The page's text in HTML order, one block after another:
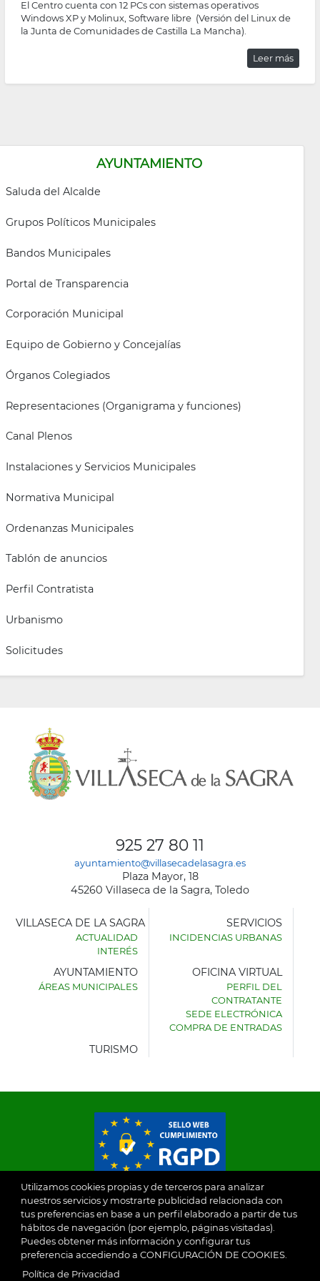
AYUNTAMIENTO
Saluda del Alcalde
Grupos Políticos Municipales
Bandos Municipales
Portal de Transparencia
Corporación Municipal
Equipo de Gobierno y Concejalías
Órganos Colegiados
Representaciones (Organigrama y funciones)
Canal Plenos
Instalaciones y Servicios Municipales
Normativa Municipal
Ordenanzas Municipales
Tablón de anuncios
Perfil Contratista
Urbanismo
Solicitudes
El Centro cuenta con 12 PCs con sistemas operativos
Windows XP y Molinux, Software libre (Versión del Linux de
la Junta de Comunidades de Castilla La Mancha).
Leer más
Utilizamos cookies propias y de terceros para analizar
nuestros servicios y mostrarte publicidad relacionada con
tus preferencias en base a un perfil elaborado a partir de tus
hábitos de navegación (por ejemplo, páginas visitadas).
Puedes obtener más información y configurar tus
preferencia accediendo a CONFIGURACIÓN DE COOKIES.
Política de Privacidad
925 27 80 11
ayuntamiento@villasecadelasagra.es
Plaza Mayor, 18
45260 Villaseca de la Sagra, Toledo
AYUNTAMIENTO
VILLASECA DE LA SAGRA
ACTUALIDAD
INTERÉS
SERVICIOS
INCIDENCIAS URBANAS
AYUNTAMIENTO
ÁREAS MUNICIPALES
OFICINA VIRTUAL
PERFIL DEL
CONTRATANTE
SEDE ELECTRÓNICA
COMPRA DE ENTRADAS
TURISMO
SubFooter
© 2026
Ayuntamiento de Villaseca de la Sagra Aviso Legal
Política de Privacidad